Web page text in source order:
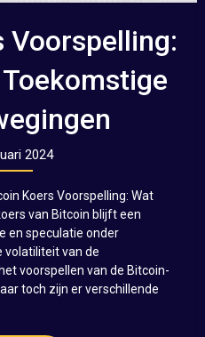
Voorspelling:
2024
Koers Voorspelling: Wat
van Bitcoin blijft een
en speculatie onder
volatiliteit van de
voorspellen van de Bitcoin-
toch zijn er verschillende